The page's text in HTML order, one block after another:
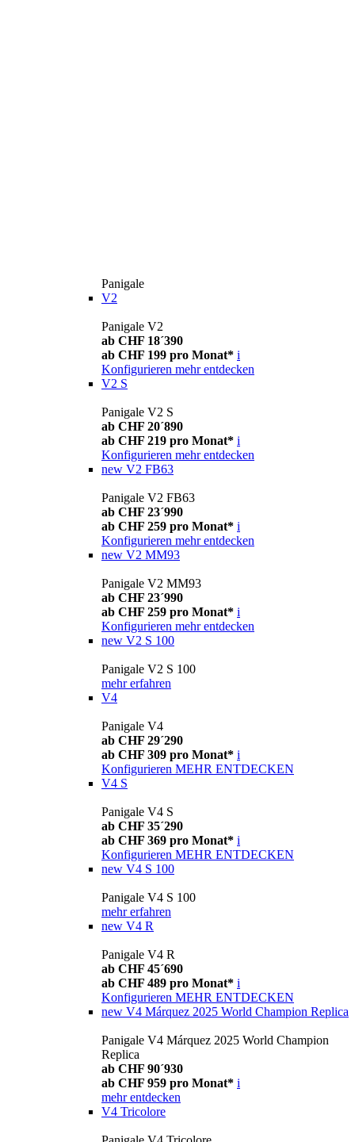
Panigale
V2
Panigale V2
ab CHF 18´390
ab CHF 199 pro Monat* i
Konfigurieren mehr entdecken
V2 S
Panigale V2 S
ab CHF 20´890
ab CHF 219 pro Monat* i
Konfigurieren mehr entdecken
new V2 FB63
Panigale V2 FB63
ab CHF 23´990
ab CHF 259 pro Monat* i
Konfigurieren mehr entdecken
new V2 MM93
Panigale V2 MM93
ab CHF 23´990
ab CHF 259 pro Monat* i
Konfigurieren mehr entdecken
new V2 S 100
Panigale V2 S 100
mehr erfahren
V4
Panigale V4
ab CHF 29´290
ab CHF 309 pro Monat* i
Konfigurieren MEHR ENTDECKEN
V4 S
Panigale V4 S
ab CHF 35´290
ab CHF 369 pro Monat* i
Konfigurieren MEHR ENTDECKEN
new V4 S 100
Panigale V4 S 100
mehr erfahren
new V4 R
Panigale V4 R
ab CHF 45´690
ab CHF 489 pro Monat* i
Konfigurieren MEHR ENTDECKEN
new V4 Márquez 2025 World Champion Replica
Panigale V4 Márquez 2025 World Champion
Replica
ab CHF 90´930
ab CHF 959 pro Monat* i
mehr entdecken
V4 Tricolore